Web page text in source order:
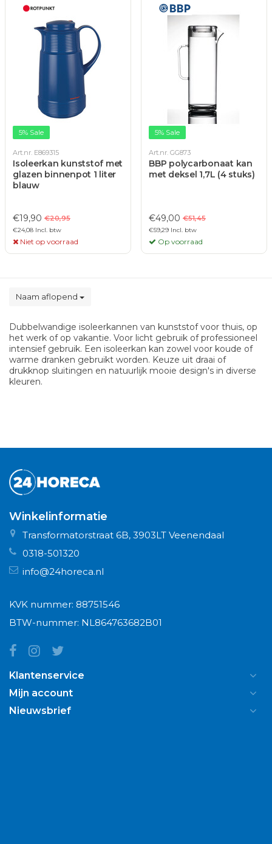
5% Sale
Art.nr. E869315
Isoleerkan kunststof met
glazen binnenpot 1 liter
blauw
€19,90 €20,95
€24,08 Incl. btw
Niet op voorraad
5% Sale
Art.nr. GG873
BBP polycarbonaat kan
met deksel 1,7L (4 stuks)
€49,00 €51,45
€59,29 Incl. btw
Op voorraad
Naam aflopend
Dubbelwandige isoleerkannen van kunststof voor thuis, op
het werk of op vakantie. Voor licht gebruik of professioneel
intensief gebruik. Een isoleerkan kan zowel voor koude of
warme dranken gebruikt worden. Keuze uit draai of
drukknop sluitingen en natuurlijk mooie design's in diverse
kleuren.
Winkelinformatie
Transformatorstraat 6B, 3903LT Veenendaal
0318-501320
info@24horeca.nl
KVK nummer: 88751546
BTW-nummer: NL864763682B01
Klantenservice
Mijn account
Nieuwsbrief